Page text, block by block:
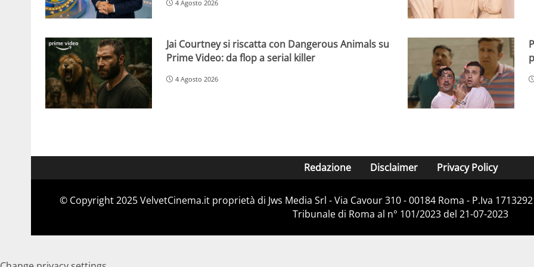
4 Agosto 2026
Jai Courtney si riscatta con Dangerous Animals su
Prime Video: da flop a serial killer
4 Agosto 2026
Redazione Disclaimer Privacy Policy
© Copyright 2025 VelvetCinema.it proprietà di Jws Media Srl - Via Cavour 310 - 00184 Roma - P.Iva
Tribunale di Roma al n° 101/2023 del 21-07-2023